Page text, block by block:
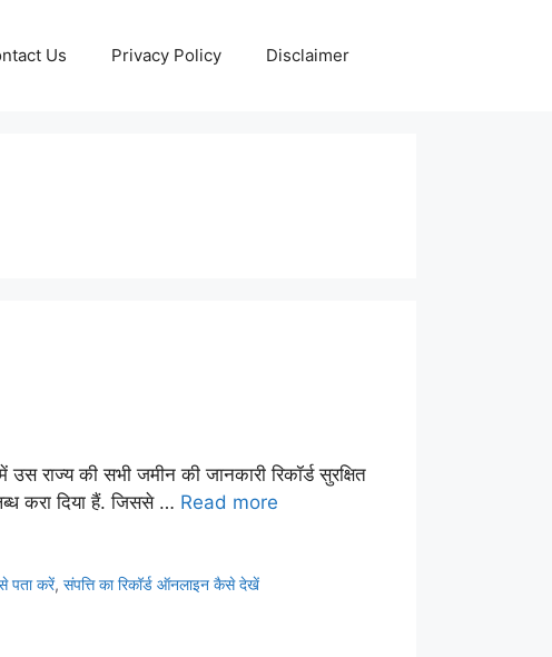
Us Privacy Policy Disclaimer
की सभी जमीन की जानकारी रिकॉर्ड सुरक्षित
करा दिया हैं. जिससे … Read more
पता करें,संपत्ति का रिकॉर्ड ऑनलाइन कैसे देखें